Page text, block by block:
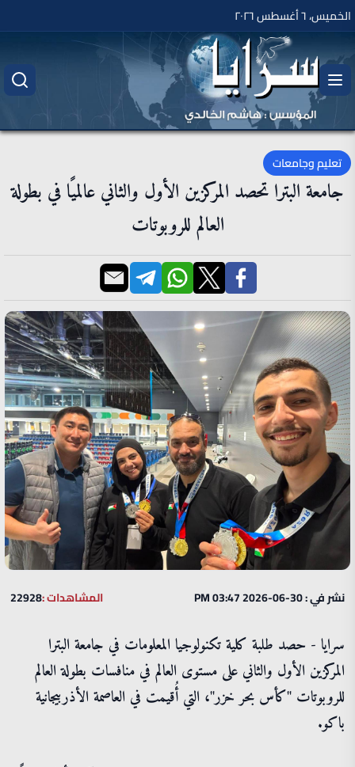
الخميس، ٦ أغسطس ٢٠٢٦
تعليم وجامعات
جامعة البترا تحصد المركزين الأول والثاني عالميًا في بطولة
العالم للروبوتات
نشر في : 30-06-2026 03:47 PM المشاهدات :22928
سرايا - حصد طلبة كلية تكنولوجيا المعلومات في جامعة البترا
المركزين الأول والثاني على مستوى العالم في منافسات بطولة العالم
للروبوتات "كأس بحر خزر"، التي أُقيمت في العاصمة الأذربيجانية
باكو.